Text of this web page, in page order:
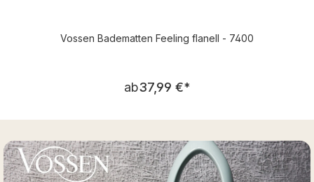
Vossen Badematten Feeling flanell - 7400
Regulärer Preis:
ab37,99 €*